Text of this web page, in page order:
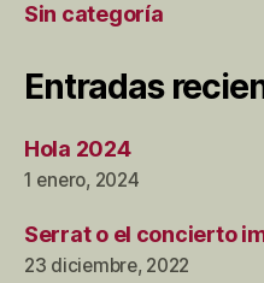
Sin categoría
Entradas
Hola 2024
1 enero, 2024
Serrat o el concierto
23 diciembre, 2022